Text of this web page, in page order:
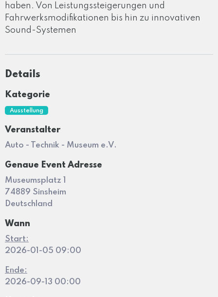
haben. Von Leistungssteigerungen und
Fahrwerksmodifikationen bis hin zu innovativen
Sound-Systemen
Details
Kategorie
Ausstellung
Veranstalter
Auto - Technik - Museum e.V.
Genaue Event Adresse
Museumsplatz 1
74889 Sinsheim
Deutschland
Wann
Start:
2026-01-05 09:00
Ende:
2026-09-13 00:00